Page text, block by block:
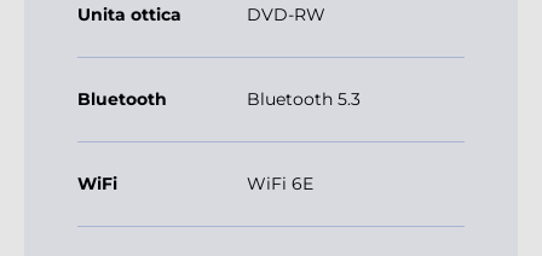
Unita ottica DVD-RW
Bluetooth Bluetooth 5.3
WiFi WiFi 6E